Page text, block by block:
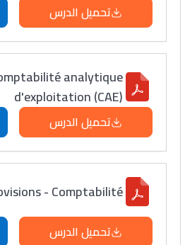
تحميل الدرس
analytique
d'exploitation (CAE)
تحميل الدرس
- Comptabilité
تحميل الدرس